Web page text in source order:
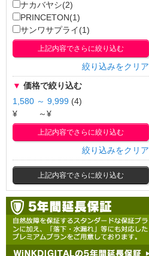
ナカバヤシ(2)
PRINCETON(1)
サンワサプライ(1)
上記内容でさらに絞り込む
絞り込みをクリア
▼ 価格で絞り込む
1,580 ～ 9,999 (4)
¥
～¥
上記内容でさらに絞り込む
絞り込みをクリア
上記内容でさらに絞り込む